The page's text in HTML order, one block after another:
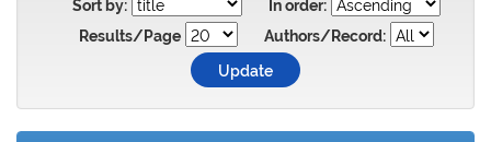
Sort by:
In order:
Results/Page
Authors/Record: